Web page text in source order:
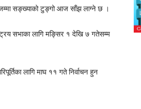
सङ्ख्याको टुङ्गो आज साँझ लाग्ने छ ।
सभाका लागि मङ्सिर १ देखि ७ गतेसम्म
लागि माघ ११ गते निर्वाचन हुन